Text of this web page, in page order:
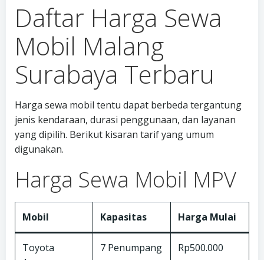
Daftar Harga Sewa
Mobil Malang
Surabaya Terbaru
Harga sewa mobil tentu dapat berbeda tergantung
jenis kendaraan, durasi penggunaan, dan layanan
yang dipilih. Berikut kisaran tarif yang umum
digunakan.
Harga Sewa Mobil MPV
Mobil Kapasitas Harga Mulai
Toyota
7 Penumpang Rp500.000